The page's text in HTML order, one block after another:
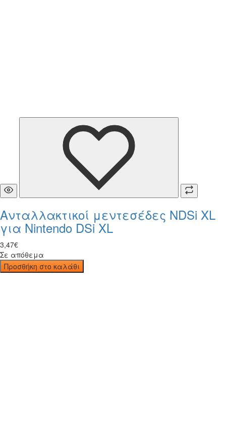
Ανταλλακτικοί μεντεσέδες NDSi XL
για Nintendo DSi XL
3,47€
Σε απόθεμα
Προσθήκη στο καλάθι